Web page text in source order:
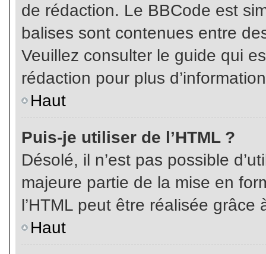
de rédaction. Le BBCode est
balises sont contenues entre
Veuillez consulter le guide qui
rédaction pour plus
Haut
Puis-je utiliser de l’HTML ?
Désolé, il n’est pas possible
majeure partie de la mise en
l’HTML peut être réalisée grâce
Haut